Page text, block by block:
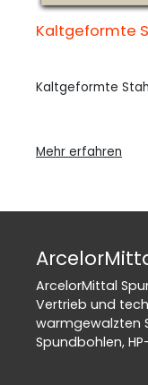
Kaltgeformte
Kaltgeformte
Mehr erfahren
ArcelorMittal
Vertrieb und
warmgewalzten
Spundbohlen,